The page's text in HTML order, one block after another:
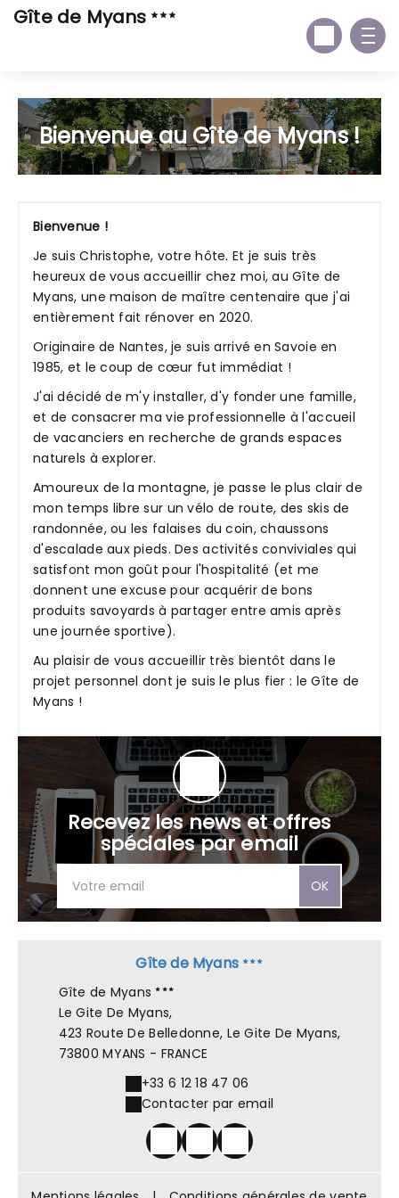
Gîte de Myans
Bienvenue au Gîte de Myans !
Bienvenue !
Je suis Christophe, votre hôte. Et je suis très
heureux de vous accueillir chez moi, au Gîte de
Myans, une maison de maître centenaire que j'ai
entièrement fait rénover en 2020.
Originaire de Nantes, je suis arrivé en Savoie en
1985, et le coup de cœur fut immédiat !
J'ai décidé de m'y installer, d'y fonder une famille,
et de consacrer ma vie professionnelle à l'accueil
de vacanciers en recherche de grands espaces
naturels à explorer.
Amoureux de la montagne, je passe le plus clair de
mon temps libre sur un vélo de route, des skis de
randonnée, ou les falaises du coin, chaussons
d'escalade aux pieds. Des activités conviviales qui
satisfont mon goût pour l'hospitalité (et me
donnent une excuse pour acquérir de bons
produits savoyards à partager entre amis après
une journée sportive).
Au plaisir de vous accueillir très bientôt dans le
projet personnel dont je suis le plus fier : le Gîte de
Myans !
Recevez les news et offres
spéciales par email
OK
Gîte de Myans
Gîte de Myans
Le Gite De Myans,
423 Route De Belledonne, Le Gite De Myans,
73800 MYANS - FRANCE
+33 6 12 18 47 06
Contacter par email